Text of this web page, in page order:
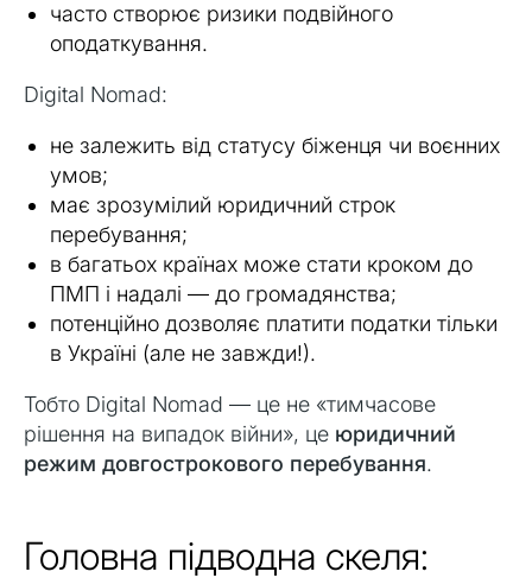
часто створює ризики подвійного
оподаткування.
Digital Nomad:
не залежить від статусу біженця чи воєнних
умов;
має зрозумілий юридичний строк
перебування;
в багатьох країнах може стати кроком до
ПМП і надалі — до громадянства;
потенційно дозволяє платити податки тільки
в Україні (але не завжди!).
Тобто Digital Nomad — це не «тимчасове
рішення на випадок війни», це юридичний
режим довгострокового перебування.
Головна підводна скеля: